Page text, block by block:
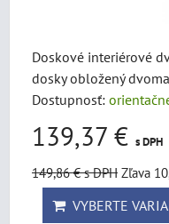
Doskové interiérové
dosky obložený
Dostupnosť:
139,37 € s DPH
149,86 €s DPH Zľava
VYBERTE